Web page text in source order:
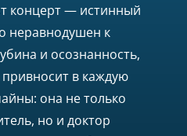
концерт — истинный
неравнодушен к
и осознанность,
в каждую
она не только
но и доктор